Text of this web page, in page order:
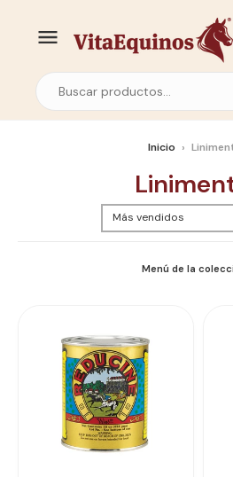
Inicio ›
Menú de la